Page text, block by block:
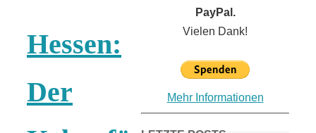
Hessen:
Der
PayPal.
Vielen Dank!
Mehr Informationen